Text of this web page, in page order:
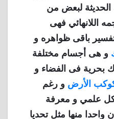
الحديثة لبعض من
اللانهائي فهى
باقى ظواهره و
و هى أجسام مختلفة
بحرية فى الفضاء و
الأرض و رغم
علمي و معرفة
واحدا منها مثل تحديا